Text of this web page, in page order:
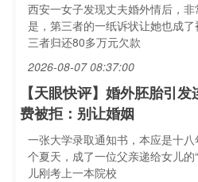
西安一女子发现丈夫婚外情后，
是，第三者的一纸诉状让她也成
三者归还80多万元欠款
2026-08-07 08:37:00
【天眼快评】婚外胚胎引
费被拒：别让婚姻
一张大学录取通知书，本应是十
个夏天，成了一位父亲递给女儿
儿刚考上一本院校